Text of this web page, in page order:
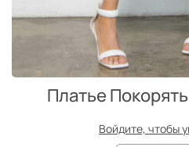
Платье
Войдите, чтобы